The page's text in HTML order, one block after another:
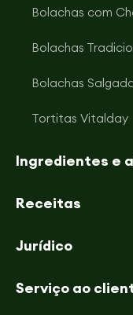
Bolachas com
Bolachas
Bolachas
Tortitas Vitalday
Ingredientes e
Receitas
Jurídico
Serviço ao